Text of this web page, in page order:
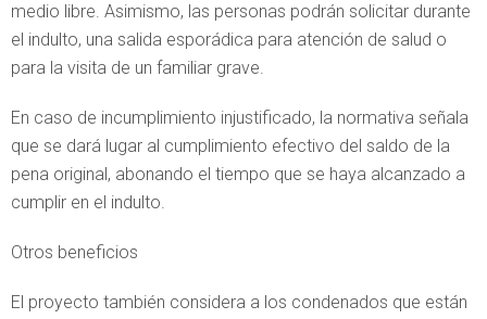
medio libre. Asimismo, las personas podrán solicitar durante
el indulto, una salida esporádica para atención de salud o
para la visita de un familiar grave.
En caso de incumplimiento injustificado, la normativa señala
que se dará lugar al cumplimiento efectivo del saldo de la
pena original, abonando el tiempo que se haya alcanzado a
cumplir en el indulto.
Otros beneficios
El proyecto también considera a los condenados que están